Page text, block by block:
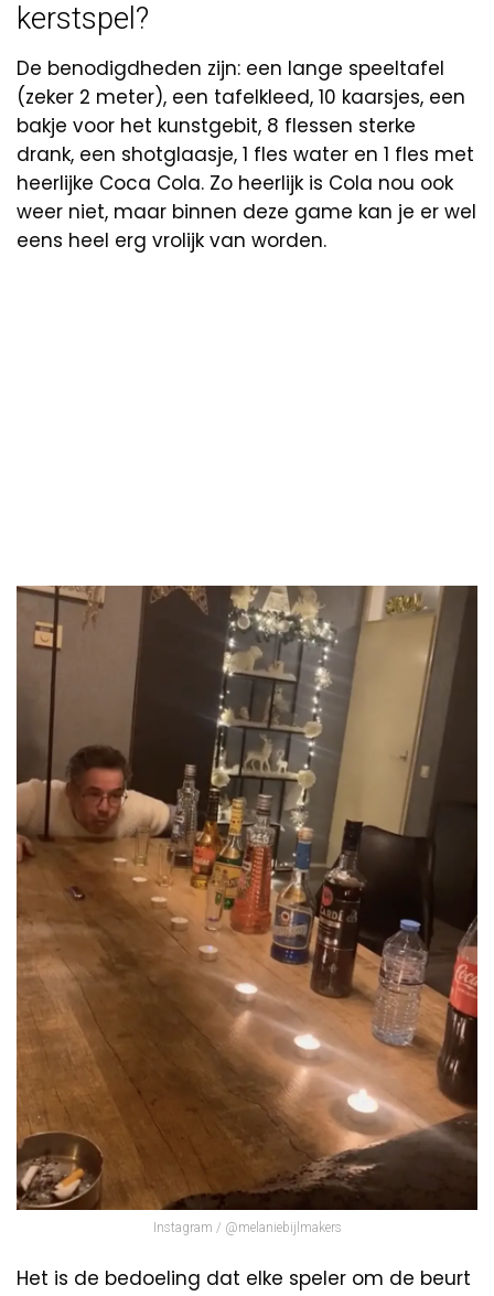
kerstspel?
De benodigdheden zijn: een lange speeltafel
(zeker 2 meter), een tafelkleed, 10 kaarsjes, een
bakje voor het kunstgebit, 8 flessen sterke
drank, een shotglaasje, 1 fles water en 1 fles met
heerlijke Coca Cola. Zo heerlijk is Cola nou ook
weer niet, maar binnen deze game kan je er wel
eens heel erg vrolijk van worden.
Instagram / @melaniebijlmakers
Het is de bedoeling dat elke speler om de beurt